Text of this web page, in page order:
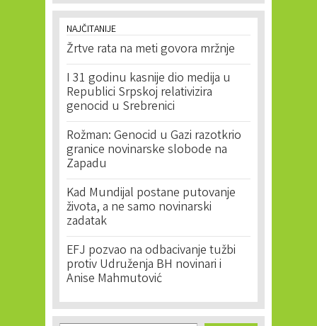
NAJČITANIJE
Žrtve rata na meti govora mržnje
I 31 godinu kasnije dio medija u
Republici Srpskoj relativizira
genocid u Srebrenici
Rožman: Genocid u Gazi razotkrio
granice novinarske slobode na
Zapadu
Kad Mundijal postane putovanje
života, a ne samo novinarski
zadatak
EFJ pozvao na odbacivanje tužbi
protiv Udruženja BH novinari i
Anise Mahmutović